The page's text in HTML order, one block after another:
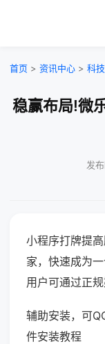
首页 > 资讯中心 > 科
稳赢布局!微
发
小程序打牌提
家，快速成为
用户可通过正规
辅助安装，可
件安装教程